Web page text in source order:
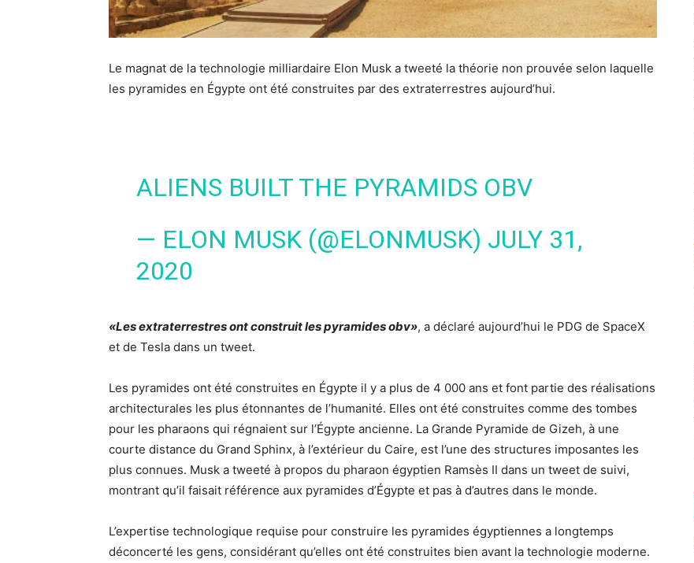
Le magnat de la technologie milliardaire Elon Musk a tweeté la théorie non prouvée selon laquelle
les pyramides en Égypte ont été construites par des extraterrestres aujourd’hui.
ALIENS BUILT THE PYRAMIDS OBV
— ELON MUSK (@ELONMUSK) JULY 31,
2020
«Les extraterrestres ont construit les pyramides obv», a déclaré aujourd’hui le PDG de SpaceX
et de Tesla dans un tweet.
Les pyramides ont été construites en Égypte il y a plus de 4 000 ans et font partie des réalisations
architecturales les plus étonnantes de l’humanité. Elles ont été construites comme des tombes
pour les pharaons qui régnaient sur l’Égypte ancienne. La Grande Pyramide de Gizeh, à une
courte distance du Grand Sphinx, à l’extérieur du Caire, est l’une des structures imposantes les
plus connues. Musk a tweeté à propos du pharaon égyptien Ramsès II dans un tweet de suivi,
montrant qu’il faisait référence aux pyramides d’Égypte et pas à d’autres dans le monde.
L’expertise technologique requise pour construire les pyramides égyptiennes a longtemps
déconcerté les gens, considérant qu’elles ont été construites bien avant la technologie moderne.